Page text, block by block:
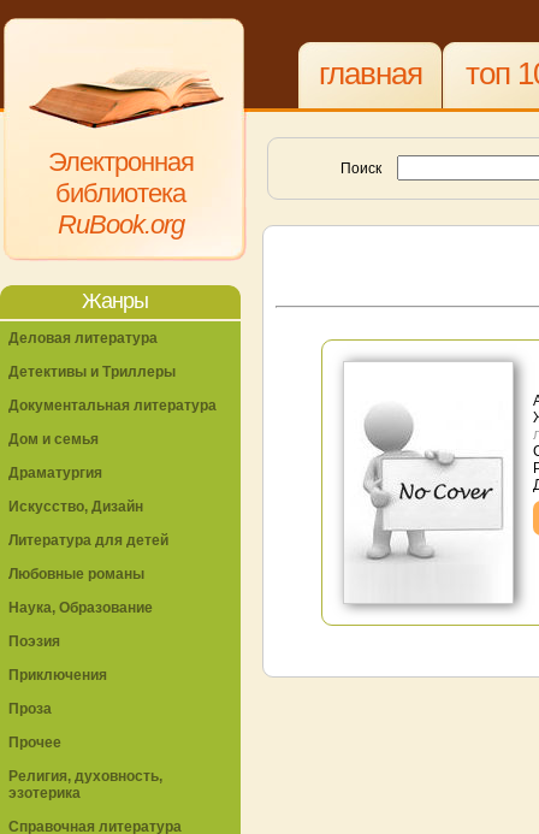
Электронная
библиотека
RuBook.org
главная топ
Поиск
Жанры
Деловая литература
Детективы и Триллеры
Документальная литература
Дом и семья
Драматургия
Искусство, Дизайн
Литература для детей
Любовные романы
Наука, Образование
Поэзия
Приключения
Проза
Прочее
Религия, духовность,
эзотерика
Справочная литература